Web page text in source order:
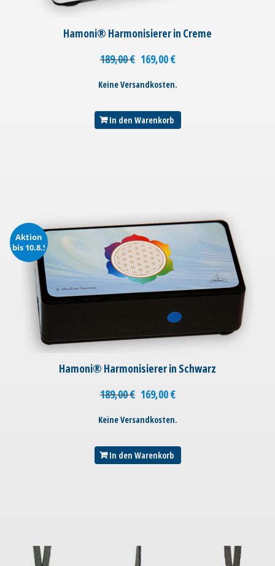
Hamoni® Harmonisierer in Creme
189,00€ 169,00€
Keine Versandkosten.
In den Warenkorb
Aktion
bis 10.8.!
Hamoni® Harmonisierer in Schwarz
189,00€ 169,00€
Keine Versandkosten.
In den Warenkorb